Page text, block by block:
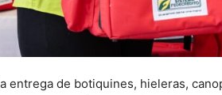
entrega de botiquines, hieleras,